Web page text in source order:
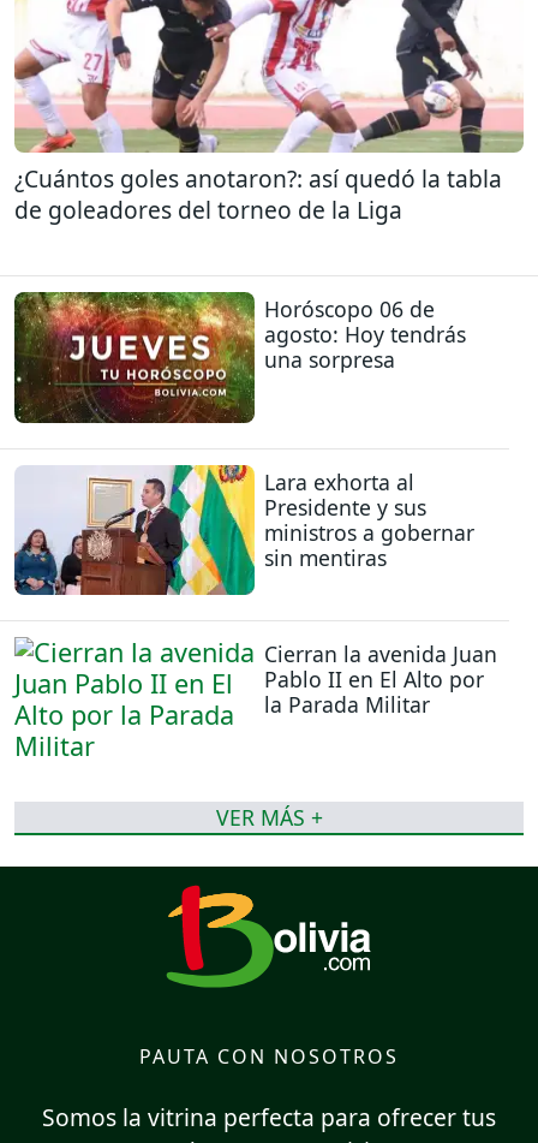
¿Cuántos goles anotaron?: así quedó la tabla
de goleadores del torneo de la Liga
Horóscopo 06 de
agosto: Hoy tendrás
una sorpresa
Lara exhorta al
Presidente y sus
ministros a gobernar
sin mentiras
Cierran la avenida Juan
Pablo II en El Alto por
la Parada Militar
VER MÁS +
PAUTA CON NOSOTROS
Somos la vitrina perfecta para ofrecer tus